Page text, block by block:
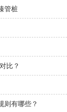
管桩
比？
则有哪些？